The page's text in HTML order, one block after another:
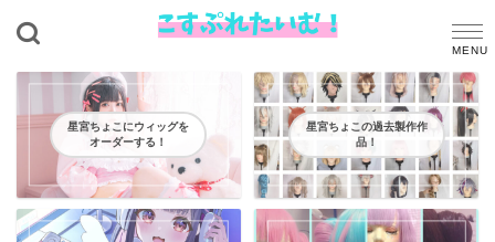
星宮ちょこにウィッグを
オーダーする！
星宮ちょこの過去製作作
品！